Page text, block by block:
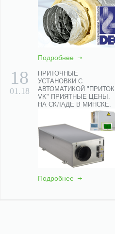
Подробнее
18
01.18
ПРИТОЧНЫЕ
УСТАНОВКИ С
АВТОМАТИКОЙ "ПРИТОК
VK" ПРИЯТНЫЕ ЦЕНЫ.
НА СКЛАДЕ В МИНСКЕ.
Подробнее